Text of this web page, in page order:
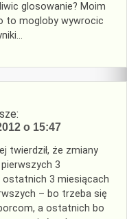
glosowanie? Moim
to mogloby wywrocic
o 15:47
twierdził, że zmiany
3
ostatnich 3 miesiącach
– bo trzeba się
a ostatnich bo